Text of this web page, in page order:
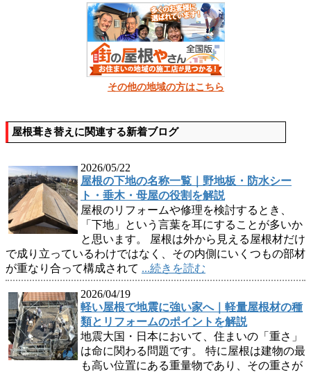
その他の地域の方はこちら
屋根葺き替えに関連する新着ブログ
2026/05/22
屋根の下地の名称一覧｜野地板・防水シー
ト・垂木・母屋の役割を解説
屋根のリフォームや修理を検討するとき、
「下地」という言葉を耳にすることが多いか
と思います。 屋根は外から見える屋根材だけ
で成り立っているわけではなく、その内側にいくつもの部材
が重なり合って構成されて ...続きを読む
2026/04/19
軽い屋根で地震に強い家へ｜軽量屋根材の種
類とリフォームのポイントを解説
地震大国・日本において、住まいの「重さ」
は命に関わる問題です。 特に屋根は建物の最
も高い位置にある重量物であり、その重さが